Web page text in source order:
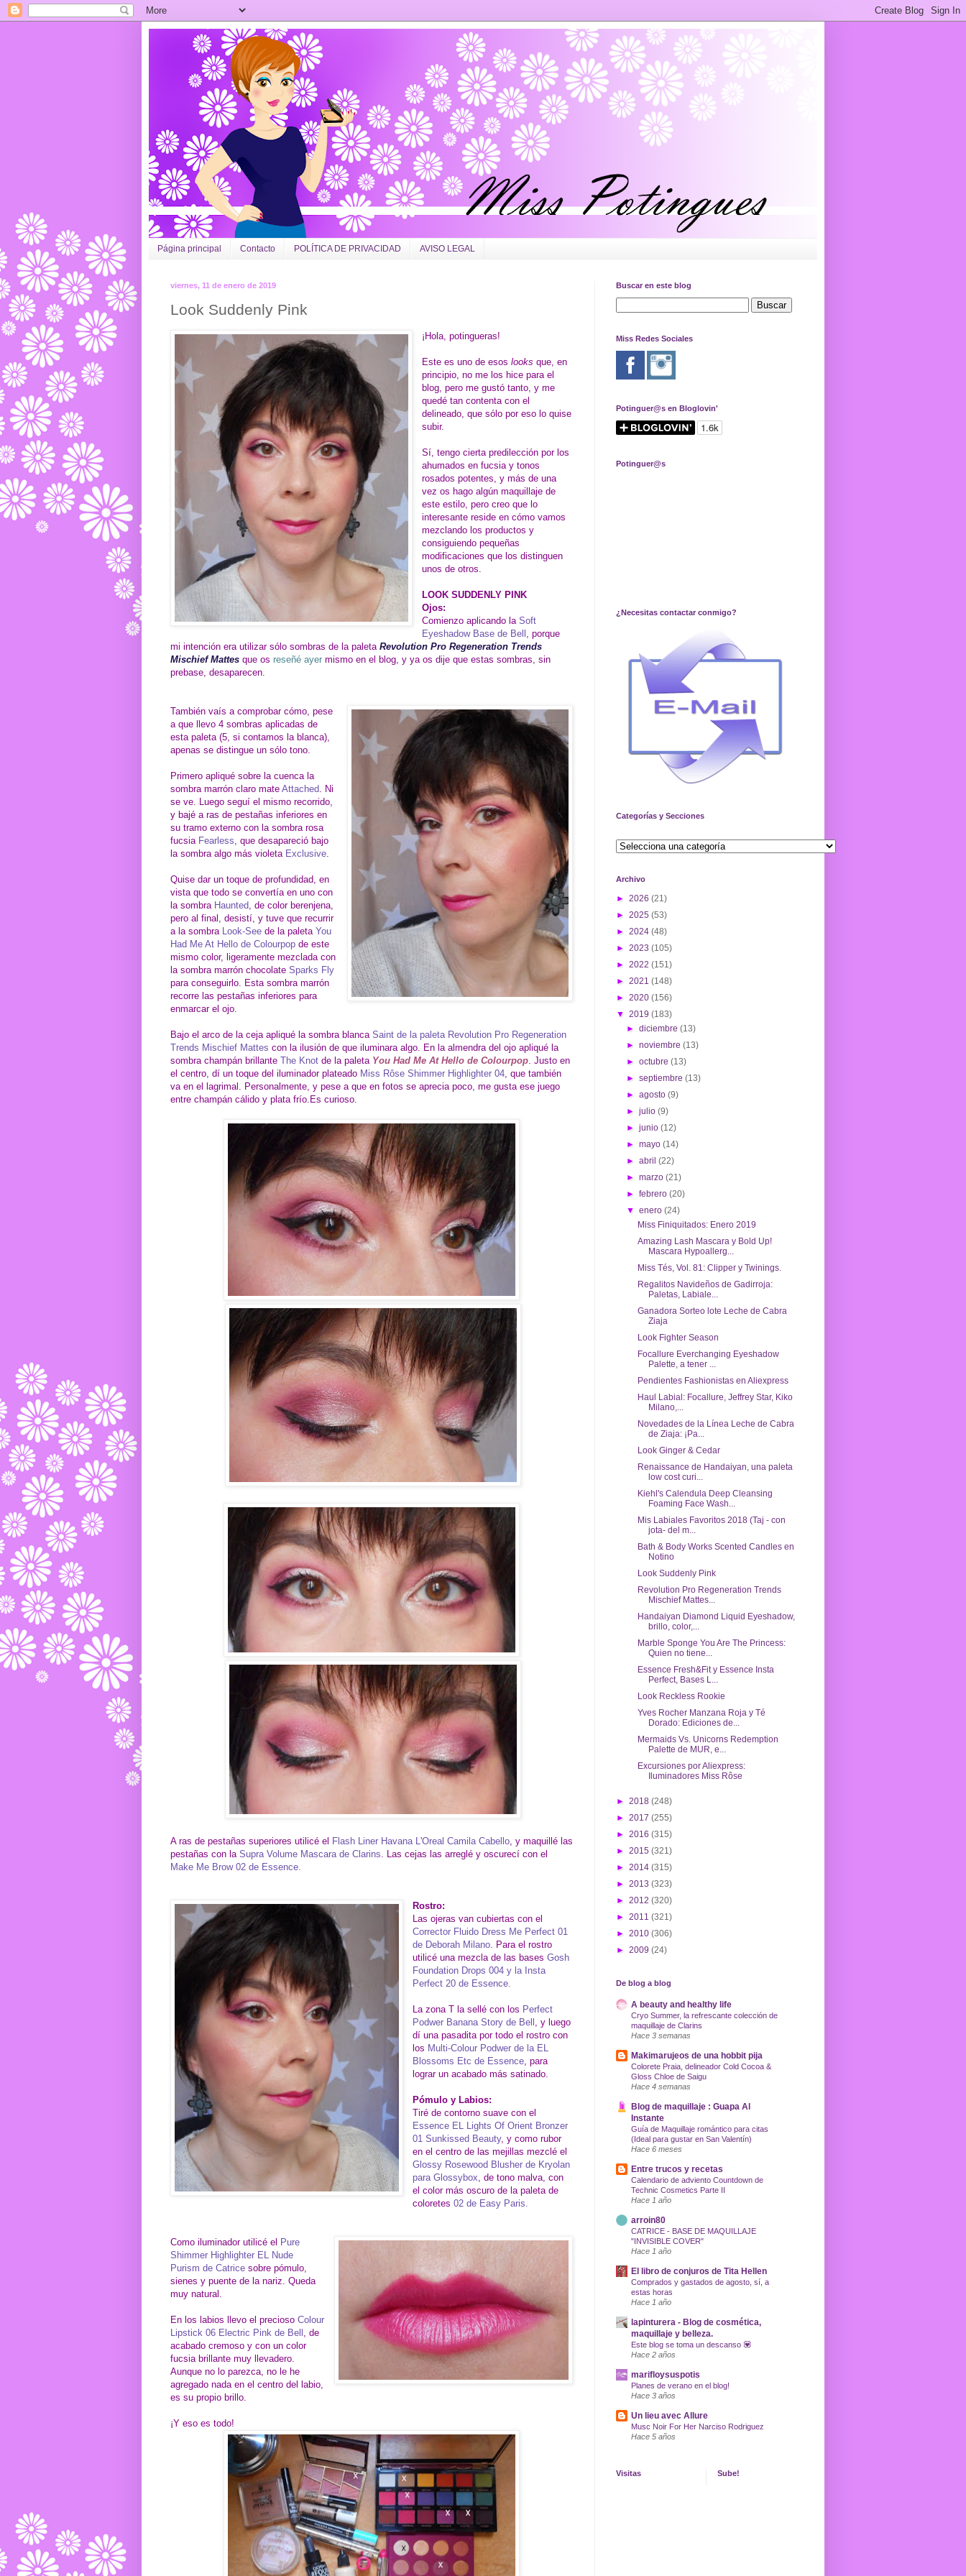
Página principal Contacto POLÍTICA DE PRIVACIDAD AVISO LEGAL
viernes, 11 de enero de 2019
Look Suddenly Pink
¡Hola, potingueras!
Este es uno de esoslooks que, en
principio, no me los hice para el
blog, pero me gustó tanto, y me
quedé tan contenta con el
delineado, que sólo por eso lo quise
subir.
Sí, tengo cierta predilección por los
ahumados en fucsia y tonos
rosados potentes, y más de una
vez os hago algún maquillaje de
este estilo, pero creo que lo
interesante reside en cómo vamos
mezclando los productos y
consiguiendo pequeñas
modificaciones que los distinguen
unos de otros.
LOOK SUDDENLY PINK
Ojos:
Comienzo aplicando laSoft
Eyeshadow Base de Bell , porque
mi intención era utilizar sólo sombras de la paleta Revolution Pro Regeneration Trends
Mischief Mattes que os reseñé ayer mismo en el blog, y ya os dije que estas sombras, sin
prebase, desaparecen.
También vaís a comprobar cómo, pese
a que llevo 4 sombras aplicadas de
esta paleta (5, si contamos la blanca),
apenas se distingue un sólo tono.
Primero apliqué sobre la cuenca la
sombra marrón claro mate Attached. Ni
se ve. Luego seguí el mismo recorrido,
y bajé a ras de pestañas inferiores en
su tramo externo con la sombra rosa
fucsia Fearless, que desapareció bajo
la sombra algo más violeta Exclusive.
Quise dar un toque de profundidad, en
vista que todo se convertía en uno con
la sombra Haunted, de color berenjena,
pero al final, desistí, y tuve que recurrir
a la sombra Look-See de la paletaYou
Had Me At Hello de Colourpop de este
mismo color, ligeramente mezclada con
la sombra marrón chocolate Sparks Fly
para conseguirlo. Esta sombra marrón
recorre las pestañas inferiores para
enmarcar el ojo.
Bajo el arco de la ceja apliqué la sombra blanca Saint de la paleta Revolution Pro Regeneration
Trends Mischief Mattes con la ilusión de que iluminara algo. En la almendra del ojo apliqué la
sombra champán brillante The Knot de la paleta You Had Me At Hello de Colourpop. Justo en
el centro, dí un toque del iluminador plateado Miss Rôse Shimmer Highlighter 04, que también
va en el lagrimal. Personalmente, y pese a que en fotos se aprecia poco, me gusta ese juego
entre champán cálido y plata frío.Es curioso.
A ras de pestañas superiores utilicé el Flash Liner Havana L'Oreal Camila Cabello, y maquillé las
pestañas con la Supra Volume Mascara de Clarins. Las cejas las arreglé y oscurecí con el
Make Me Brow 02 de Essence.
Rostro:
Las ojeras van cubiertas con el
Corrector Fluido Dress Me Perfect 01
de Deborah Milano. Para el rostro
utilicé una mezcla de las basesGosh
Foundation Drops 004 y la Insta
Perfect 20 de Essence.
La zona T la sellé con los Perfect
Podwer Banana Story de Bell , y luego
dí una pasadita por todo el rostro con
los Multi-Colour Podwer de la EL
Blossoms Etc de Essence, para
lograr un acabado más satinado.
Pómulo y Labios:
Tiré de contorno suave con el
Essence EL Lights Of Orient Bronzer
01 Sunkissed Beauty, y como rubor
en el centro de las mejillas mezclé el
Glossy Rosewood Blusher de Kryolan
para Glossybox, de tono malva, con
el color más oscuro de la paleta de
coloretes02 de Easy Paris.
Como iluminador utilicé el Pure
Shimmer Highlighter EL Nude
Purism de Catrice sobre pómulo,
sienes y puente de la nariz. Queda
muy natural.
En los labios llevo el precioso Colour
Lipstick 06 Electric Pink de Bell , de
acabado cremoso y con un color
fucsia brillante muy llevadero.
Aunque no lo parezca, no le he
agregado nada en el centro del labio,
es su propio brillo.
¡Y eso es todo!
Buscar en este blog
Miss Redes Sociales
Potinguer@s en Bloglovin'
Potinguer@s
¿Necesitas contactar conmigo?
Categorías y Secciones
Archivo
► 2026 (21)
► 2025 (53)
► 2024 (48)
► 2023 (105)
► 2022 (151)
► 2021 (148)
► 2020 (156)
▼ 2019 (183)
►diciembre(13)
►noviembre(13)
►octubre(13)
►septiembre(13)
►agosto(9)
►julio(9)
►junio(12)
►mayo(14)
►abril(22)
►marzo(21)
►febrero(20)
▼enero(24)
Miss Finiquitados: Enero 2019
Amazing Lash Mascara y Bold Up!
Mascara Hypoallerg...
Miss Tés, Vol. 81: Clipper y Twinings.
Regalitos Navideños de Gadirroja:
Paletas, Labiale...
Ganadora Sorteo lote Leche de Cabra
Ziaja
Look Fighter Season
Focallure Everchanging Eyeshadow
Palette, a tener ...
Pendientes Fashionistas en Aliexpress
Haul Labial: Focallure, Jeffrey Star, Kiko
Milano,...
Novedades de la Línea Leche de Cabra
de Ziaja: ¡Pa...
Look Ginger & Cedar
Renaissance de Handaiyan, una paleta
low cost curi...
Kiehl's Calendula Deep Cleansing
Foaming Face Wash...
Mis Labiales Favoritos 2018 (Taj - con
jota- del m...
Bath & Body Works Scented Candles en
Notino
Look Suddenly Pink
Revolution Pro Regeneration Trends
Mischief Mattes...
Handaiyan Diamond Liquid Eyeshadow,
brillo, color,...
Marble Sponge You Are The Princess:
Quien no tiene...
Essence Fresh&Fit y Essence Insta
Perfect, Bases L...
Look Reckless Rookie
Yves Rocher Manzana Roja y Té
Dorado: Ediciones de...
Mermaids Vs. Unicorns Redemption
Palette de MUR, e...
Excursiones por Aliexpress:
Iluminadores Miss Rôse
► 2018 (248)
► 2017 (255)
► 2016 (315)
► 2015 (321)
► 2014 (315)
► 2013 (323)
► 2012 (320)
► 2011 (321)
► 2010 (306)
► 2009 (24)
De blog a blog
A beauty and healthy life
Cryo Summer, la refrescante colección de
maquillaje de Clarins
Hace 3 semanas
Makimarujeos de una hobbit pija
Colorete Praia, delineador Cold Cocoa &
Gloss Chloe de Saigu
Hace 4 semanas
Blog de maquillaje : Guapa Al
Instante
Guía de Maquillaje romántico para citas
(Ideal para gustar en San Valentín)
Hace 6 meses
Entre trucos y recetas
Calendario de adviento Countdown de
Technic Cosmetics Parte II
Hace 1 año
arroin80
CATRICE - BASE DE MAQUILLAJE
"INVISIBLE COVER"
Hace 1 año
El libro de conjuros de Tita Hellen
Comprados y gastados de agosto, sí, a
estas horas
Hace 1 año
lapinturera - Blog de cosmética,
maquillaje y belleza.
Este blog se toma un descanso 💟
Hace 2 años
marifloysuspotis
Planes de verano en el blog!
Hace 3 años
Un lieu avec Allure
Musc Noir For Her Narciso Rodriguez
Hace 5 años
Visitas Sube!